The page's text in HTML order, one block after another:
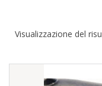
Visualizzazione del